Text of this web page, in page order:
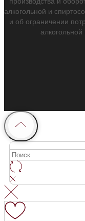
алкогольной и
и об ограничении
алкогольной